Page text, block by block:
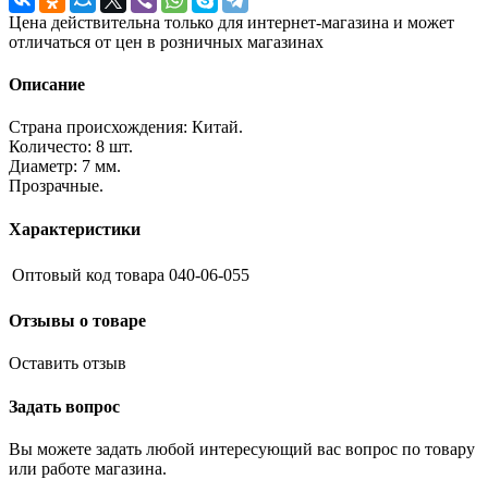
Цена действительна только для интернет-магазина и может
отличаться от цен в розничных магазинах
Описание
Страна происхождения: Китай.
Количесто: 8 шт.
Диаметр: 7 мм.
Прозрачные.
Характеристики
Оптовый код товара 040-06-055
Отзывы о товаре
Оставить отзыв
Задать вопрос
Вы можете задать любой интересующий вас вопрос по товару
или работе магазина.